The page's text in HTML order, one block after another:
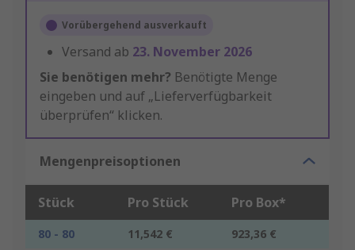
Vorübergehend ausverkauft
Versand ab 23. November 2026
Sie benötigen mehr? Benötigte Menge
eingeben und auf „Lieferverfügbarkeit
überprüfen“ klicken.
Mengenpreisoptionen
Stück Pro Stück Pro Box*
80 - 80 11,542 €
923,36 €